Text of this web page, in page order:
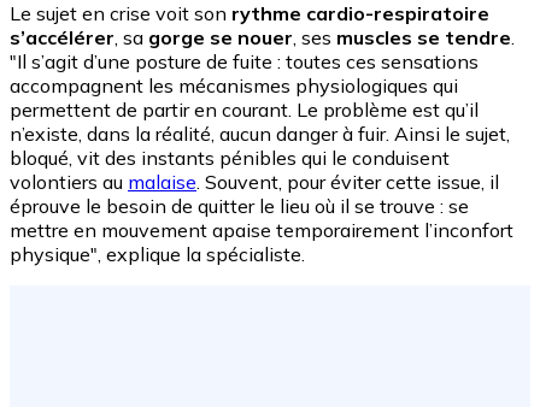
Le sujet en crise voit son rythme cardio-respiratoire
s’accélérer, sa gorge se nouer, ses muscles se tendre.
"Il s’agit d’une posture de fuite : toutes ces sensations
accompagnent les mécanismes physiologiques qui
permettent de partir en courant. Le problème est qu’il
n’existe, dans la réalité, aucun danger à fuir. Ainsi le sujet,
bloqué, vit des instants pénibles qui le conduisent
volontiers au malaise. Souvent, pour éviter cette issue, il
éprouve le besoin de quitter le lieu où il se trouve : se
mettre en mouvement apaise temporairement l’inconfort
physique", explique la spécialiste.